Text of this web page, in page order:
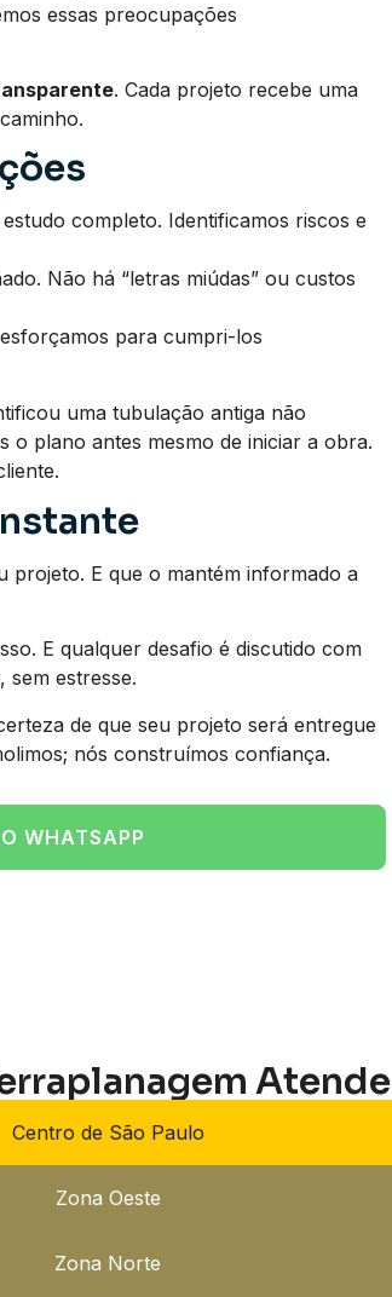
essas preocupações
. Cada projeto recebe uma
completo. Identificamos riscos e
Não há “letras miúdas” ou custos
para cumpri-los
uma tubulação antiga não
o plano antes mesmo de iniciar a obra.
projeto. E que o mantém informado a
E qualquer desafio é discutido com
estresse.
de que seu projeto será entregue
nós construímos confiança.
WHATSAPP
Atende
Centro de São Paulo
Zona Oeste
Zona Norte